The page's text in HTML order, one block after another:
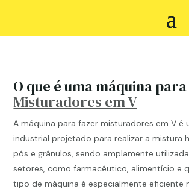
O que é uma máquina
Misturadores em V
A máquina para fazermisturadores em V é
industrial projetado para realizar a mistura
pós e grânulos, sendo amplamente
setores, como farmacêutico, alimentício e
tipo de máquina é especialmente eficiente